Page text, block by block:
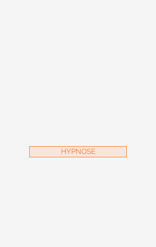
HYPNOSE